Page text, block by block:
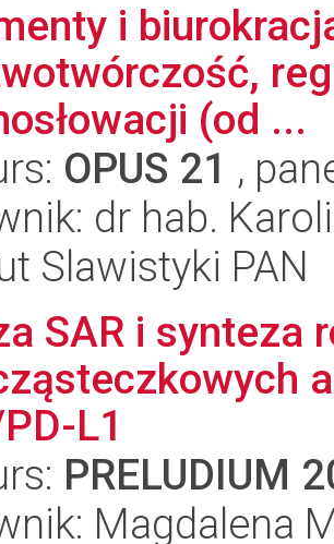
i
(od ...
OPUS 21 ,
dr hab.
Slawistyki PAN
SAR i synteza
L1
PRELUDIUM
Magdalena